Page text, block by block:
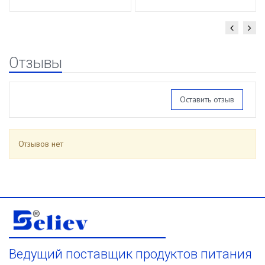
Отзывы
Оставить отзыв
Отзывов нет
Ведущий поставщик продуктов питания